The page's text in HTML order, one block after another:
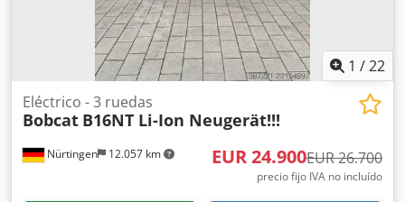
1 /22
Nürtingen 12.057 km
Eléctrico - 3 ruedas
Bobcat B16NT Li-Ion Neugerät!!!
EUR 24.900EUR 26.700
precio fijo IVA no incluído